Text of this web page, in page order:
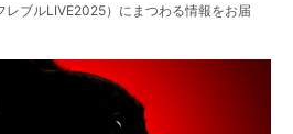
ブルLIVE2025）にまつわる情報をお届